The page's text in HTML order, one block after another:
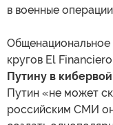
в военные
Общенациональное
кругов El
Путину в
Путин «не может
российским СМИ он